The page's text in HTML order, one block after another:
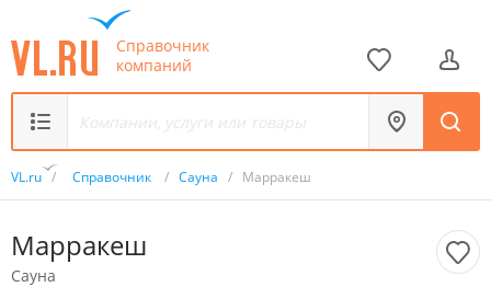
Справочник
компаний
VL.ru / Справочник / Сауна / Марракеш
Марракеш
Сауна